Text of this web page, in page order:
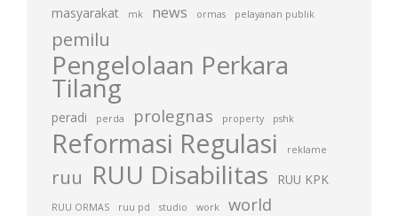
masyarakat mk news ormas pelayanan publik
pemilu
Pengelolaan Perkara
Tilang
peradi perda prolegnas property pshk
Reformasi Regulasi reklame
ruu RUU Disabilitas RUU KPK
RUU ORMAS ruu pd studio work world